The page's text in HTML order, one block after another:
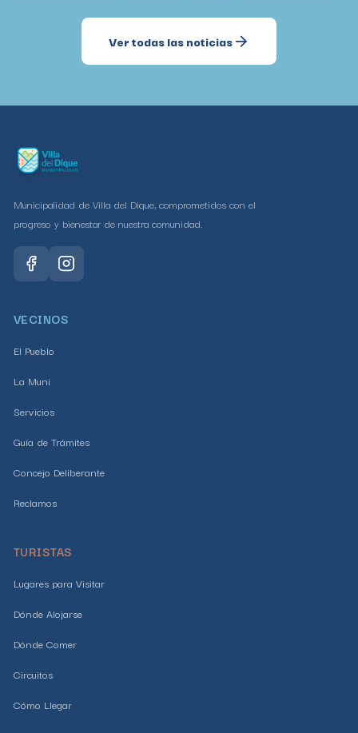
Ver todas las noticias
Municipalidad de Villa del Dique, comprometidos con el
progreso y bienestar de nuestra comunidad.
VECINOS
El Pueblo
La Muni
Servicios
Guía de Trámites
Concejo Deliberante
Reclamos
TURISTAS
Lugares para Visitar
Dónde Alojarse
Dónde Comer
Circuitos
Cómo Llegar